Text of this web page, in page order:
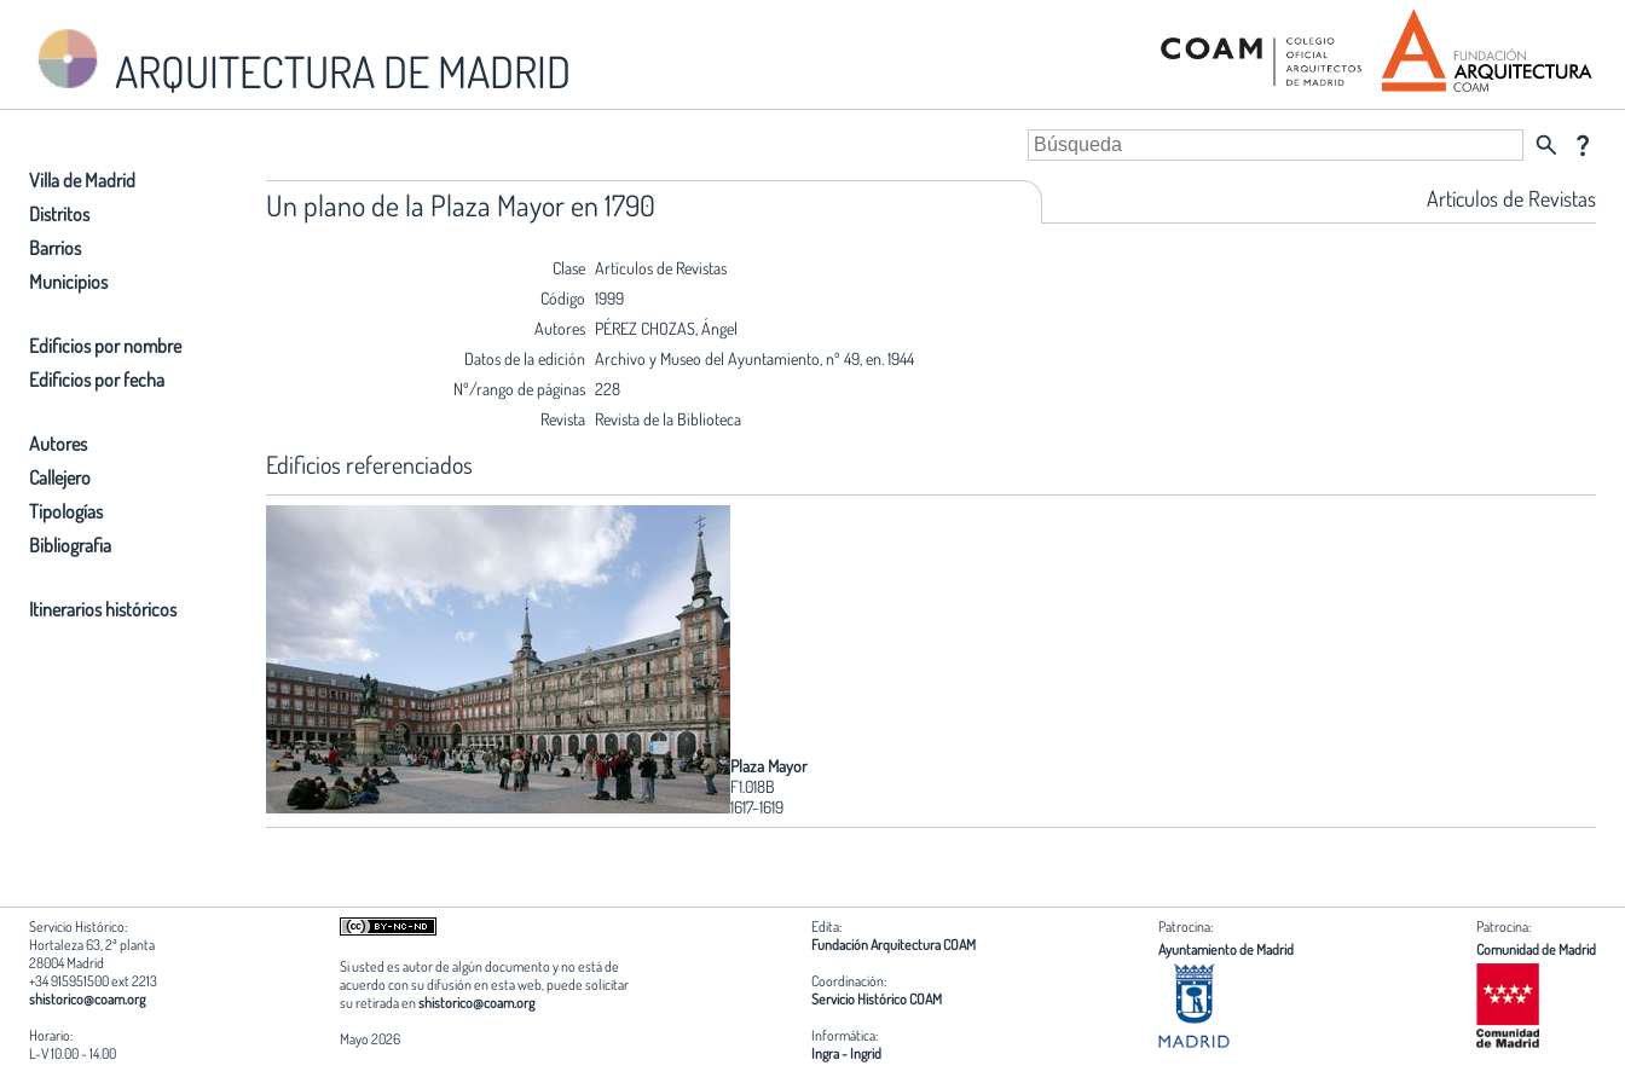
ARQUITECTURA DE MADRID
Villa de Madrid
Distritos
Barrios
Municipios
Edificios por nombre
Edificios por fecha
Autores
Callejero
Tipologías
Bibliografia
Itinerarios históricos
search question_mark
Un plano de la Plaza Mayor en 1790 Artículos de Revistas
Clase Artículos de Revistas
Código 1999
Autores PÉREZ CHOZAS, Ángel
Datos de la edición Archivo y Museo del Ayuntamiento, nº 49, en. 1944
Nº/rango de páginas 228
Revista Revista de la Biblioteca
Edificios referenciados
Plaza Mayor
F1.018B
1617-1619
Servicio Histórico:
Hortaleza 63, 2ª planta
28004 Madrid
+34 915951500 ext 2213
shistorico@coam.org
Horario:
L-V 10.00 - 14.00
Si usted es autor de algún documento y no está de
acuerdo con su difusión en esta web, puede solicitar
su retirada enshistorico@coam.org
Mayo 2026
Edita:
Fundación Arquitectura COAM
Coordinación:
Servicio Histórico COAM
Informática:
Ingra - Ingrid
Patrocina:
Ayuntamiento de Madrid
Patrocina:
Comunidad de Madrid